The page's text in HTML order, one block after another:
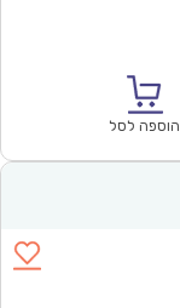
הוספה לסל